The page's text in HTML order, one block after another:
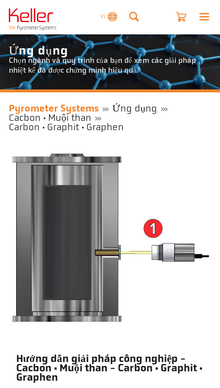
VI
Ứng dụng
Chọn ngành và quy trình của bạn để xem các giải pháp
nhiệt kế đã được chứng minh hiệu quả.
Pyrometer Systems
Ứng dụng
Cacbon · Muội than
Carbon · Graphit · Graphen
Hướng dẫn giải pháp công nghiệp -
Cacbon · Muội than - Carbon · Graphit ·
Graphen